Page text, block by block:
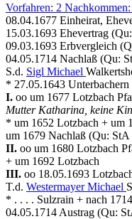
Vorfahren: 2
08.04.1677 Einheirat,
15.03.1693 Ehevertrag
09.03.1693 Erbvergleich
04.05.1714 Nachlaß (Qu:
S.d. Sigl Michael
* 27.05.1643
I. oo um 1677 Lotzbach
Mutter Katharina, keine
* um 1652 Lotzbach + um
um 1679 Nachlaß (Qu:
II. oo um 1680 Lotzbach
+ um 1692 Lotzbach
III. oo 18.05.1693
T.d. Westermayer Michael
* . . . . Sulzrain + nach
04.05.1714 Austrag (Qu: